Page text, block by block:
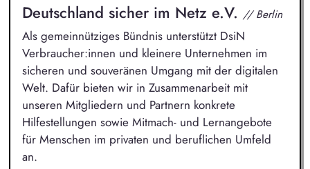
Deutschland sicher im Netz e.V. // Berlin
Als gemeinnütziges Bündnis unterstützt DsiN
Verbraucher:innen und kleinere Unternehmen im
sicheren und souveränen Umgang mit der digitalen
Welt. Dafür bieten wir in Zusammenarbeit mit
unseren Mitgliedern und Partnern konkrete
Hilfestellungen sowie Mitmach- und Lernangebote
für Menschen im privaten und beruflichen Umfeld
an.